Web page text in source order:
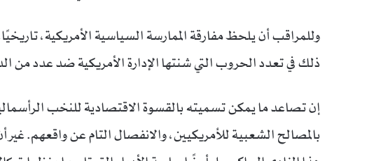
وللمراقب أن يلحظ مفارقة الممارسة السياسية الأمريكية،
ذلك في تعدد الحروب التي شنتها الإدارة الأمريكية ضد عدد من
إن تصاعد ما يمكن تسميته بالقسوة الاقتصادية للنخب
بالمصالح الشعبية للأمريكيين، والانفصال التام عن واقعهم. غير